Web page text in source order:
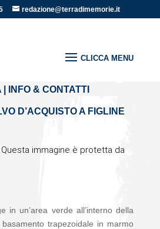
redazione@terradimemorie.it
MONUMENTO A SALVO
| INFO & CONTATTI
D’ACQUISTO A FIGLINE
Questa immagine è protetta da
in un’area verde all’interno della
trapezoidale in marmo